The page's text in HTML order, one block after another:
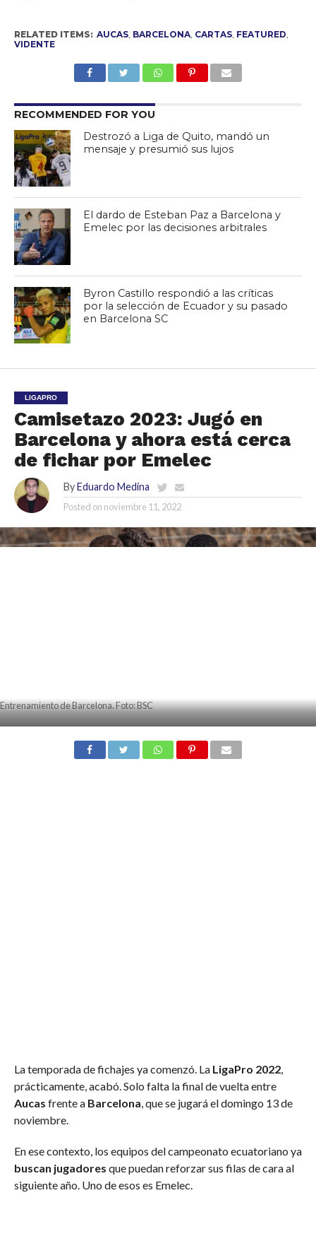
RELATED ITEMS: AUCAS, BARCELONA, CARTAS, FEATURED
VIDENTE
RECOMMENDED FOR YOU
Destrozó a Liga de Quito, mandó un
mensaje y presumió sus lujos
El dardo de Esteban Paz a Barcelona y
Emelec por las decisiones arbitrales
Byron Castillo respondió a las críticas
por la selección de Ecuador y su pasado
en Barcelona SC
LIGAPRO
Camisetazo 2023: Jugó en
Barcelona y ahora está cerca
de fichar por Emelec
By Eduardo Medina
Posted on noviembre 11, 2022
Entrenamiento de Barcelona. Foto: BSC
La temporada de fichajes ya comenzó. La LigaPro 2022,
prácticamente, acabó. Solo falta la final de vuelta entre
Aucas frente a Barcelona , que se jugará el domingo 13 de
noviembre.
En ese contexto, los equipos del campeonato ecuatoriano ya
buscan jugadores que puedan reforzar sus filas de cara al
siguiente año. Uno de esos es Emelec.